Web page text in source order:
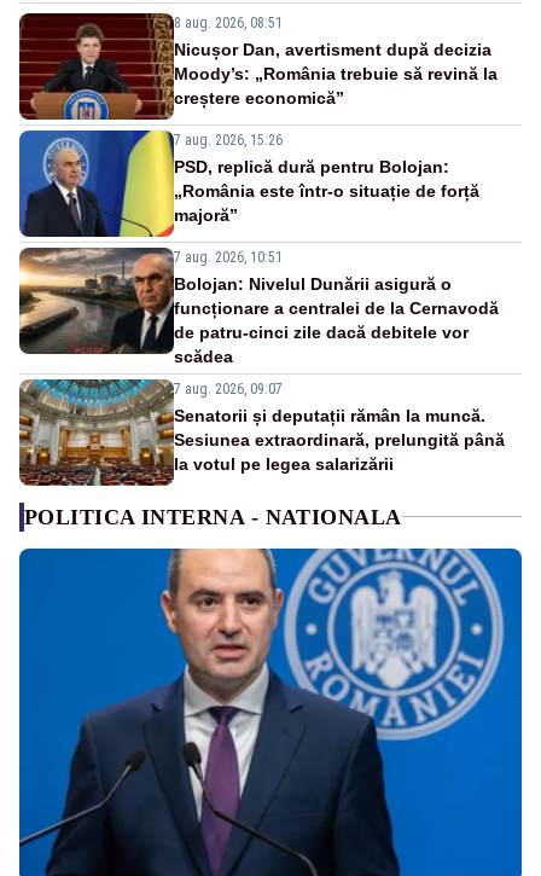
8 aug. 2026, 08:51
Nicușor Dan, avertisment după decizia
Moody’s: „România trebuie să revină la
creștere economică”
7 aug. 2026, 15:26
PSD, replică dură pentru Bolojan:
„România este într-o situație de forță
majoră”
7 aug. 2026, 10:51
Bolojan: Nivelul Dunării asigură o
funcționare a centralei de la Cernavodă
de patru-cinci zile dacă debitele vor
scădea
7 aug. 2026, 09:07
Senatorii și deputații rămân la muncă.
Sesiunea extraordinară, prelungită până
la votul pe legea salarizării
POLITICA INTERNA - NATIONALA